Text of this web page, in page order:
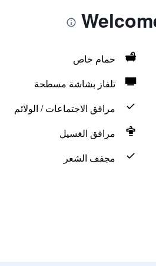
حمام خاص
تلفاز بشاشة مسطحة
مرافق الاجتماعات / الولائم
مرافق الغسيل
مجفف الشعر